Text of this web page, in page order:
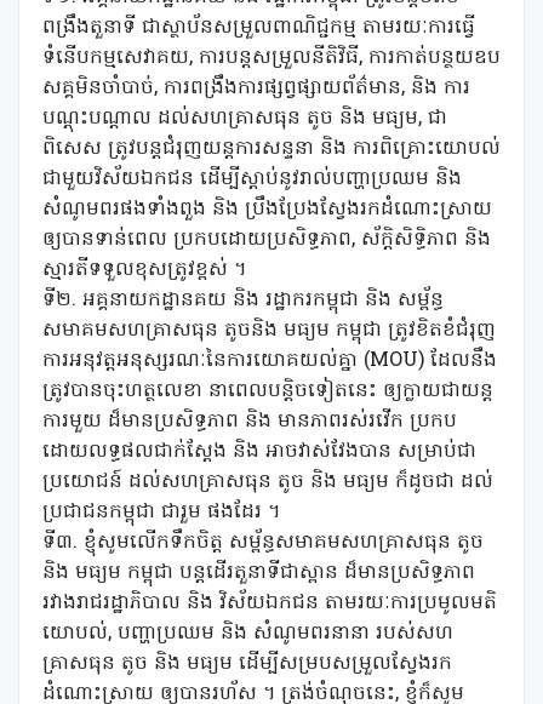
ពង្រឹងតួនាទី ជាស្ថាប័នសម្រួលពាណិជ្ជកម្ម តាមរយៈការធ្វើ
ទំនើបកម្មសេវាគយ, ការបន្តសម្រួលនីតិវិធី, ការកាត់បន្ថយឧប
សគ្គមិនចាំបាច់, ការពង្រឹងការផ្សព្វផ្សាយព័ត៌មាន, និង ការ
បណ្តុះបណ្តាល ដល់សហគ្រាសធុន តូច និង មធ្យម, ជា
ពិសេស ត្រូវបន្តជំរុញយន្តការសន្ទនា និង ការពិគ្រោះយោបល់
ជាមួយវិស័យឯកជន ដើម្បីស្តាប់នូវរាល់បញ្ហាប្រឈម និង
សំណូមពរផងទាំងពួង និង ប្រឹងប្រែងស្វែងរកដំណោះស្រាយ
ឲ្យបានទាន់ពេល ប្រកបដោយប្រសិទ្ធភាព, ស័ក្តិសិទ្ធិភាព និង
ស្មារតីទទួលខុសត្រូវខ្ពស់ ។
ទី២. អគ្គនាយកដ្ឋានគយ និង រដ្ឋាករកម្ពុជា និង សម្ព័ន្ធ
សមាគមសហគ្រាសធុន តូចនិង មធ្យម កម្ពុជា ត្រូវខិតខំជំរុញ
ការអនុវត្តអនុស្សរណៈនៃការយោគយល់គ្នា (MOU) ដែលនឹង
ត្រូវបានចុះហត្ថលេខា នាពេលបន្តិចទៀតនេះ ឲ្យក្លាយជាយន្ត
ការមួយ ដ៏មានប្រសិទ្ធភាព និង មានភាពរស់រវើក ប្រកប
ដោយលទ្ធផលជាក់ស្តែង និង អាចវាស់វែងបាន សម្រាប់ជា
ប្រយោជន៍ ដល់សហគ្រាសធុន តូច និង មធ្យម ក៏ដូចជា ដល់
ប្រជាជនកម្ពុជា ជារួម ផងដែរ ។
ទី៣. ខ្ញុំសូមលើកទឹកចិត្ត សម្ព័ន្ធសមាគមសហគ្រាសធុន តូច
និង មធ្យម កម្ពុជា បន្តដើរតួនាទីជាស្ពាន ដ៏មានប្រសិទ្ធភាព
រវាងរាជរដ្ឋាភិបាល និង វិស័យឯកជន តាមរយៈការប្រមូលមតិ
យោបល់, បញ្ហាប្រឈម និង សំណូមពរនានា របស់សហ
គ្រាសធុន តូច និង មធ្យម ដើម្បីសម្របសម្រួលស្វែងរក
ដំណោះស្រាយ ឲ្យបានរហ័ស ។ ត្រង់ចំណុចនេះ, ខ្ញុំក៏សូម